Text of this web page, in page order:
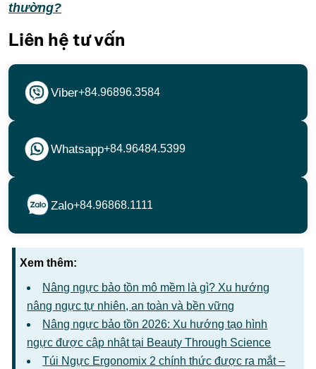
thường?
Liên hệ tư vấn
Viber+84.96896.3584
Whatsapp+84.96484.5399
Zalo+84.96868.1111
Xem thêm:
Nâng ngực bảo tồn mô mềm là gì? Xu hướng
nâng ngực tự nhiên, an toàn và bền vững
Nâng ngực bảo tồn 2026: Xu hướng tạo hình
ngực được cập nhật tại Beauty Through Science
Túi Ngực Ergonomix 2 chính thức được ra mắt –